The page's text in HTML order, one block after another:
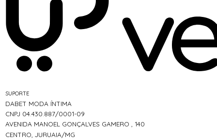
SUPORTE
DABET MODA ÍNTIMA
CNPJ 04.430.887/0001-09
AVENIDA MANOEL GONÇALVES GAMERO , 140
CENTRO, JURUAIA/MG